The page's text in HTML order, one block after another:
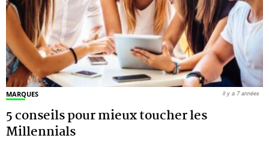
MARQUES
5 conseils pour mieux toucher les
Millennials
il y a 7 années